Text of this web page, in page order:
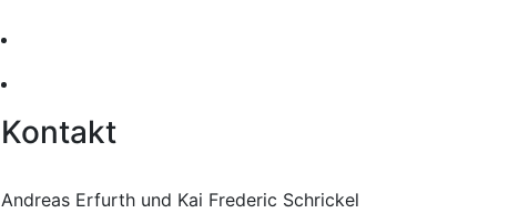
Kontakt
Andreas Erfurth und Kai Frederic Schrickel